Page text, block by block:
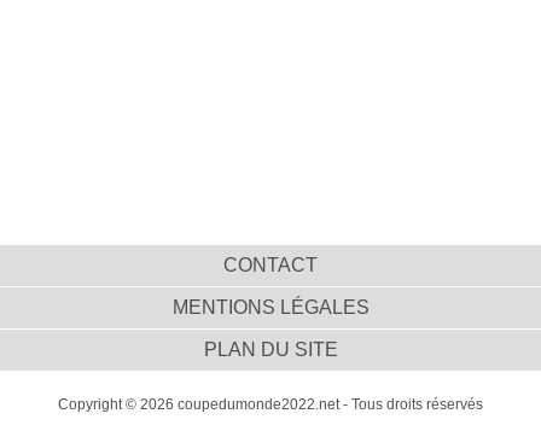
CONTACT
MENTIONS LÉGALES
PLAN DU SITE
Copyright © 2026 coupedumonde2022.net - Tous droits réservés